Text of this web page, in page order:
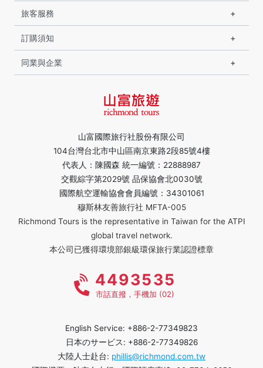
山富國際旅行社股份有限公司
104台灣台北市中山區南京東路2段85號4樓
代表人：陳國森 統一編號：22888987
交觀綜字第2029號 品保協會北0030號
國際航空運輸協會會員編號：34301061
穆斯林友善旅行社 MFTA-005
Richmond Tours is the representative in Taiwan for the ATPI
global travel network.
本公司已獲得環境部銀級環保旅行業認證標章
旅客服務
訂購須知
同業與企業
4493535
市話直撥，手機加 (02)
English Service: +886-2-77349823
日本のサービス: +886-2-77349826
大陸人士赴台: phillis@richmond.com.tw